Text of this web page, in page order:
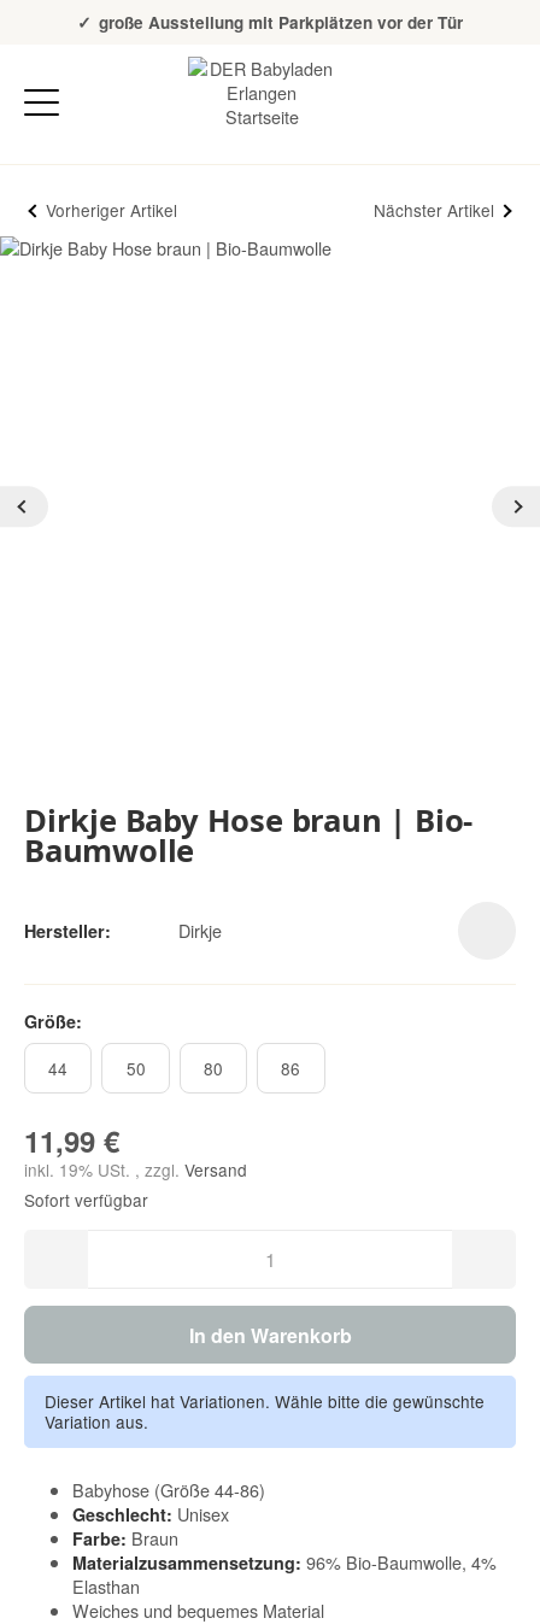
Über 20 Jahre Erfahrung
große Ausstellung mit Parkplätzen vor der Tür
Vorheriger Artikel Nächster Artikel
Dirkje Baby Hose braun | Bio-
Baumwolle
Hersteller: Dirkje
Größe:
44
5050 8080 86
11,99 €
inkl. 19% USt. , zzgl. Versand
Sofort verfügbar
In den Warenkorb
Dieser Artikel hat Variationen. Wähle bitte die gewünschte
Variation aus.
Babyhose (Größe 44-86)
Geschlecht: Unisex
Farbe: Braun
Materialzusammensetzung: 96% Bio-Baumwolle, 4%
Elasthan
Weiches und bequemes Material